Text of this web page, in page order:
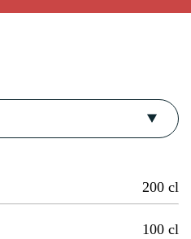
200 cl
100 cl